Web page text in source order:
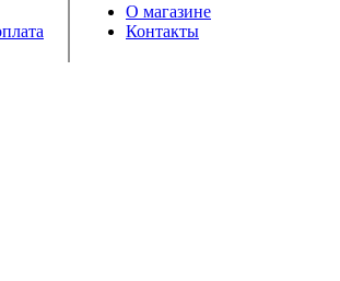
О магазине
Контакты